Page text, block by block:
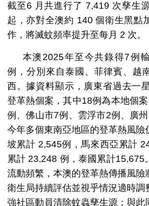
截至6 月共進行了 7,419 次孳生
起，亦對全澳約 140 個衛生黑點
作，將滅蚊頻率提升至每月 2 次。
本澳2025年至今共錄得7例
例，分別來自泰國、菲律賓、越
西。據資料顯示，廣東省過去一
登革熱個案，其中18例為本地個
例、佛山市7例、雲浮市2例、廣州
今年多個東南亞地區的登革熱風險
坡累計 2,545例，馬來西亞累計
累計 23,248 例，泰國累計15,675
流動頻繁，本澳的登革熱傳播風險
衛生局持續評估並視乎情況適時調
強社區動員清除蚊蟲孳生源；與此